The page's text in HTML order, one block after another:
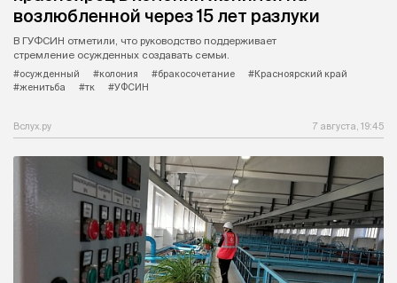
возлюбленной через 15 лет разлуки
В ГУФСИН отметили, что руководство поддерживает
стремление осужденных создавать семьи.
#осужденный
#колония #бракосочетание
#Красноярский край
#женитьба
#тк #УФСИН
Вслух.ру 7 августа, 19:45